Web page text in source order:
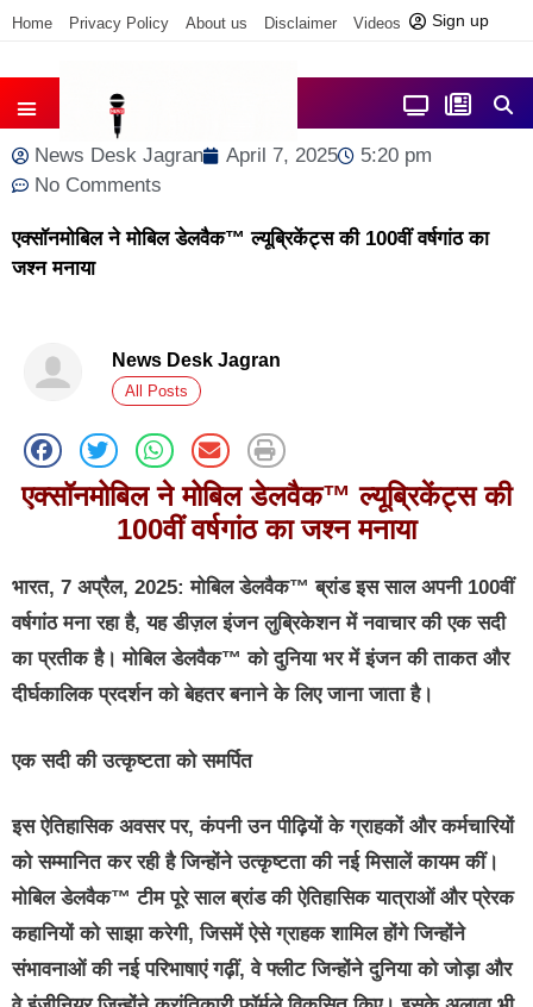
Home Privacy Policy About us Disclaimer Videos Contact us
Sign up
News Desk Jagran April 7, 2025
5:20 pm
No Comments
एक्सॉनमोबिल ने मोबिल डेलवैक™ ल्यूब्रिकेंट्स की 100वीं वर्षगांठ का
जश्न मनाया
News Desk Jagran
All Posts
एक्सॉनमोबिल ने मोबिल डेलवैक™ल्यूब्रिकेंट्स की
100वीं वर्षगांठ का जश्न मनाया
भारत, 7 अप्रैल, 2025: मोबिल डेलवैक™ ब्रांड इस साल अपनी 100वीं
वर्षगांठ मना रहा है, यह डीज़ल इंजन लुब्रिकेशन में नवाचार की एक सदी
का प्रतीक है। मोबिल डेलवैक™ को दुनिया भर में इंजन की ताकत और
दीर्घकालिक प्रदर्शन को बेहतर बनाने के लिए जाना जाता है।
एक सदी की उत्कृष्टता को समर्पित
इस ऐतिहासिक अवसर पर, कंपनी उन पीढ़ियों के ग्राहकों और कर्मचारियों
को सम्मानित कर रही है जिन्होंने उत्कृष्टता की नई मिसालें कायम कीं।
मोबिल डेलवैक™ टीम पूरे साल ब्रांड की ऐतिहासिक यात्राओं और प्रेरक
कहानियों को साझा करेगी, जिसमें ऐसे ग्राहक शामिल होंगे जिन्होंने
संभावनाओं की नई परिभाषाएं गढ़ीं, वे फ्लीट जिन्होंने दुनिया को जोड़ा और